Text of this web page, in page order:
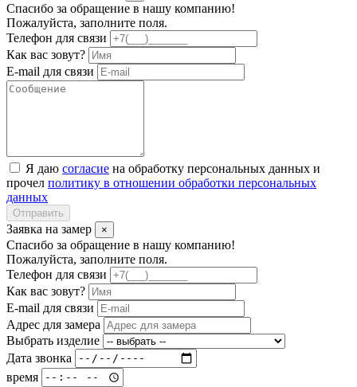
Спасибо за обращение в нашу компанию!
Пожалуйста, заполните поля.
Телефон для связи
Как вас зовут?
E-mail для связи
Я даю согласие на обработку персональных данных и
прочел политику в отношении обработки персональных
данных
Отправить
Заявка на замер ×
Спасибо за обращение в нашу компанию!
Пожалуйста, заполните поля.
Телефон для связи
Как вас зовут?
E-mail для связи
Адрес для замера
Выбрать изделие
Дата звонка
время